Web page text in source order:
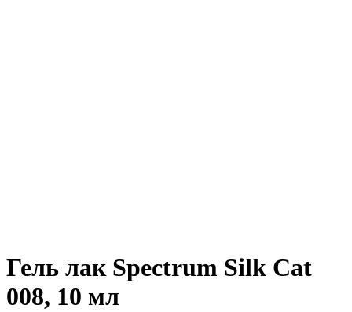
Гель лак Spectrum Silk Cat
008, 10 мл